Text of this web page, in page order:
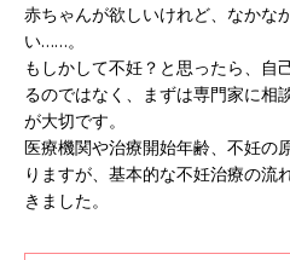
赤ちゃんが欲しいけれど、なかな
い……。
もしかして不妊？と思ったら、自
るのではなく、まずは専門家に相
が大切です。
医療機関や治療開始年齢、不妊の
りますが、基本的な不妊治療の流
きました。